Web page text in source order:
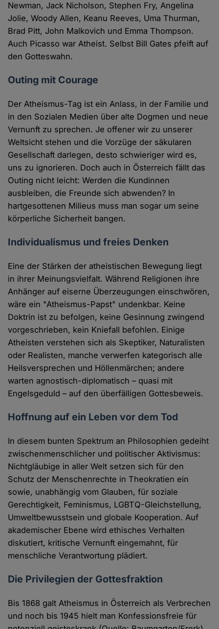
Newman, Jack Nicholson, Stephen Fry, Angelina
Jolie, Woody Allen, Keanu Reeves, Uma Thurman,
Brad Pitt, John Malkovich und Emma Thompson.
Auch Picasso war Atheist. Selbst Bill Gates pfeift auf
den Gotteswahn.
Outing mit Courage
Der Atheismus-Tag ist ein Anlass, in der Familie und
in den Sozialen Medien über alte Dogmen und neue
Vernunft zu sprechen. Je offener wir zu unserer
Weltsicht stehen und die Vorzüge der säkularen
Gesellschaft darlegen, desto schwieriger wird es,
uns zu ignorieren. Doch auch in Österreich fällt das
Outing nicht leicht: Werden die Kundinnen
ausbleiben, die Freunde sich abwenden? In
hartgesottenen Milieus muss man sogar um seine
körperliche Sicherheit bangen.
Individualismus und freies Denken
Eine der Stärken der atheistischen Bewegung liegt
in ihrer Meinungsvielfalt. Während Religionen ihre
Anhänger auf eiserne Überzeugungen einschwören,
wäre ein "Atheismus-Papst" undenkbar. Keine
Doktrin ist zu befolgen, keine Gesinnung zwingend
vorgeschrieben, kein Kniefall befohlen. Einige
Atheisten verstehen sich als Skeptiker, Naturalisten
oder Realisten, manche verwerfen kategorisch alle
Heilsversprechen und Höllenmärchen; andere
warten agnostisch-diplomatisch – quasi mit
Engelsgeduld – auf den überfälligen Gottesbeweis.
Hoffnung auf ein Leben vor dem Tod
In diesem bunten Spektrum an Philosophien gedeiht
zwischenmenschlicher und politischer Aktivismus:
Nichtgläubige in aller Welt setzen sich für den
Schutz der Menschenrechte in Theokratien ein
sowie, unabhängig vom Glauben, für soziale
Gerechtigkeit, Feminismus, LGBTQ-Gleichstellung,
Umweltbewusstsein und globale Kooperation. Auf
akademischer Ebene wird ethisches Verhalten
diskutiert, kritische Vernunft eingemahnt, für
menschliche Verantwortung plädiert.
Die Privilegien der Gottesfraktion
Bis 1868 galt Atheismus in Österreich als Verbrechen
und noch bis 1945 hielt man Konfessionsfreie für